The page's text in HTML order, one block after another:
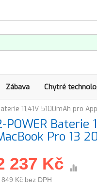
Zábava Chytré
11,41V 5100mAh pro
POWER Baterie
Pro 13
237 Kč
849 Kč bez DPH